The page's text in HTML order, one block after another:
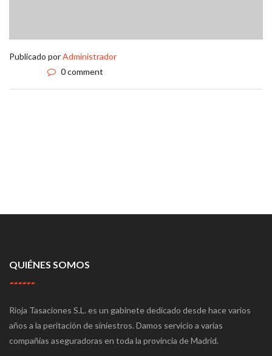
Publicado porAdministrador
0 comment
QUIÉNES SOMOS
Rioja Tasaciones S.L. es un gabinete dedicado desde hace varios
años a la peritación de siniestros. Damos servicio a varias
compañías aseguradoras en toda la provincia de Madrid.